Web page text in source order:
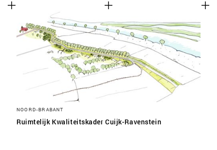
NOORD-BRABANT
Ruimtelijk Kwaliteitskader Cuijk-Ravenstein